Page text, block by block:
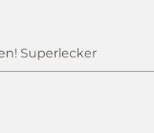
Superlecker